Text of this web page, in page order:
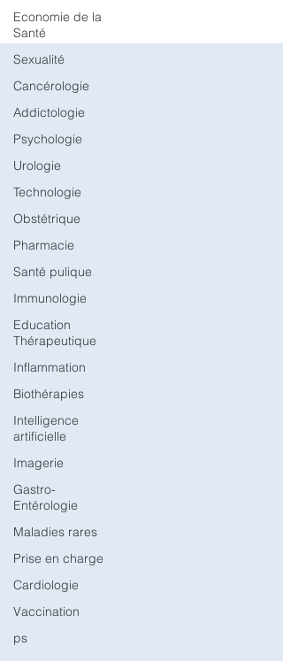
Economie de la
Santé
Sexualité
Cancérologie
Addictologie
Psychologie
Urologie
Technologie
Obstétrique
Pharmacie
Santé pulique
Immunologie
Education
Thérapeutique
Inflammation
Biothérapies
Intelligence
artificielle
Imagerie
Gastro-
Entérologie
Maladies rares
Prise en charge
Cardiologie
Vaccination
ps
considérable. Longtemps assimilé à tort à une
variante de dermatite atopique, il constitue pourtant
une entité à part entière, à l’étiologie souvent
aux allergènes et à la constitution atopique, avec de
fréquents phénotypes chevauchants. Dans la